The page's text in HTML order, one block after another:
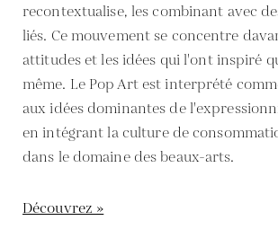
recontextualise, les combinant avec
liés. Ce mouvement se concentre
attitudes et les idées qui l'ont inspiré
même. Le Pop Art est interprété
aux idées dominantes de
en intégrant la culture de
dans le domaine des beaux-arts.
Découvrez »